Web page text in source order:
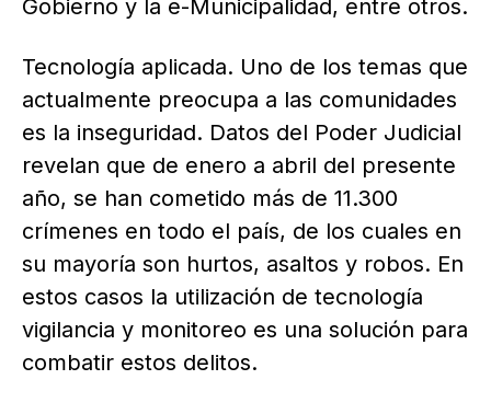
Gobierno y la e-Municipalidad, entre otros.
Tecnología aplicada. Uno de los temas que
actualmente preocupa a las comunidades
es la inseguridad. Datos del Poder Judicial
revelan que de enero a abril del presente
año, se han cometido más de 11.300
crímenes en todo el país, de los cuales en
su mayoría son hurtos, asaltos y robos. En
estos casos la utilización de tecnología
vigilancia y monitoreo es una solución para
combatir estos delitos.